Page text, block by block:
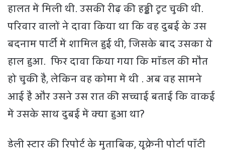
हालत में मिली थी. उसकी रीढ़ की हड्डी टूट चुकी थी.
परिवार वालों ने दावा किया था कि वह दुबई के उस
बदनाम पार्टी में शामिल हुई थी, जिसके बाद उसका ये
हाल हुआ. फिर दावा किया गया कि मॉडल की मौत
हो चुकी है, लेकिन वह कोमा में थी . अब वह सामने
आई है और उसने उस रात की सच्चाई बताई कि वाकई
में उसके साथ दुबई में क्या हुआ था?
डेली स्टार की रिपोर्ट के मुताबिक, यूक्रेनी पोर्टा पॉटी